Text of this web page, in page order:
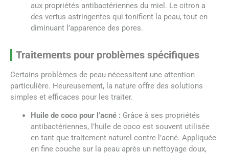
aux propriétés antibactériennes du miel. Le citron a
des vertus astringentes qui tonifient la peau, tout en
diminuant l’apparence des pores.
Traitements pour problèmes spécifiques
Certains problèmes de peau nécessitent une attention
particulière. Heureusement, la nature offre des solutions
simples et efficaces pour les traiter.
Huile de coco pour l’acné : Grâce à ses propriétés
antibactériennes, l’huile de coco est souvent utilisée
en tant que traitement naturel contre l’acné. Appliquée
en fine couche sur la peau après un nettoyage doux,